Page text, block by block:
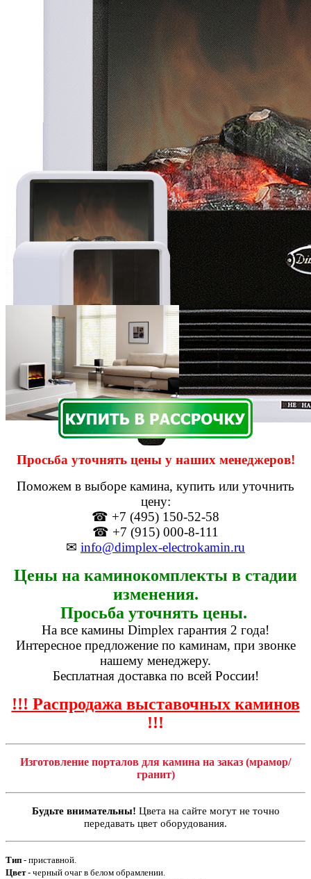
Просьба уточнять цены у наших менеджеров!
Поможем в выборе камина, купить или уточнить
цену:
☎ +7 (495) 150-52-58
☎ +7 (915) 000-8-111
✉ info@dimplex-electrokamin.ru
Цены на каминокомплекты в стадии
изменения.
Просьба уточнять цены.
На все камины Dimplex гарантия 2 года!
Интересное предложение по каминам, при звонке
нашему менеджеру.
Бесплатная доставка по всей России!
!!! Распродажа выставочных каминов
!!!
Изготовление порталов для камина на заказ (мрамор/
гранит)
Будьте внимательны! Цвета на сайте могут не точно
передавать цвет оборудования.
Тип - приставной.
Цвет- черный очаг в белом обрамлении.